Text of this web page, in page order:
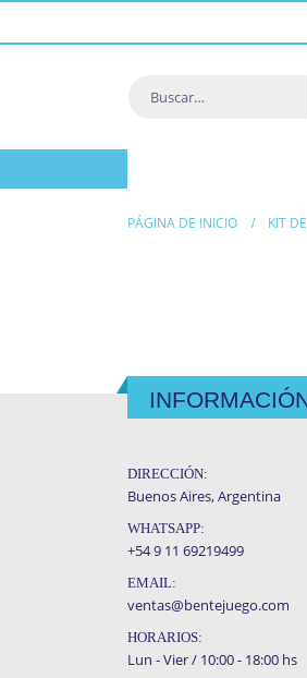
PÁGINA DE INICIO KIT
DIRECCIÓN:
Buenos Aires, Argentina
WHATSAPP:
+54 9 11 69219499
EMAIL:
ventas@bentejuego.com
HORARIOS:
Lun - Vier / 10:00 - 18:00 hs